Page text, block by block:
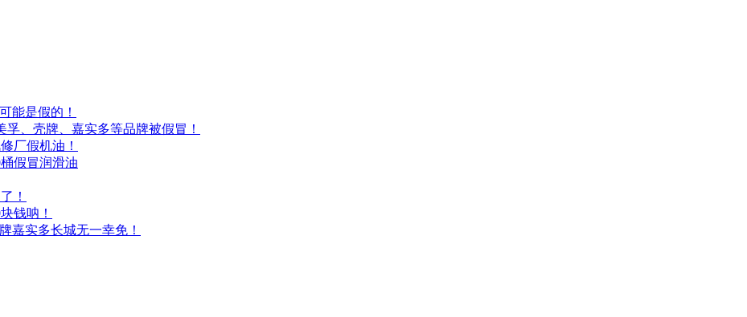
能是假的！
、壳牌、嘉实多等品牌被假冒！
厂假机油！
假冒润滑油
！
钱呐！
嘉实多长城无一幸免！